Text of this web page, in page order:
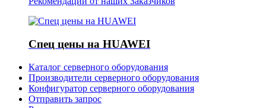
Спец цены на HUAWEI
Каталог серверного оборудования
Производители серверного оборудования
Конфигуратор серверного оборудования
Отправить запрос